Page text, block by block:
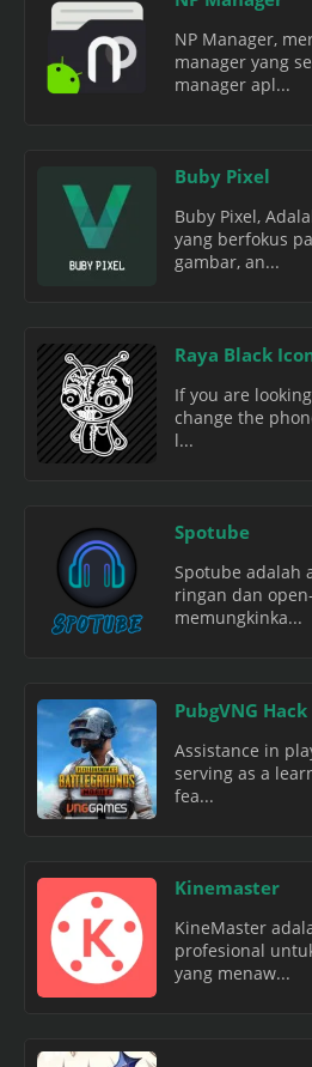
NP Manager,
manager yang
manager apl...
Buby Pixel
Buby Pixel,
yang berfokus
gambar, an...
Raya Black
If you are
change the
l...
Spotube
Spotube adalah
ringan dan
memungkinka...
PubgVNG Hack
Assistance in
serving as a
fea...
Kinemaster
KineMaster
profesional
yang menaw...